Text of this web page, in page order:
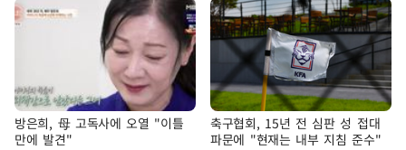
방은희, 母 고독사에 오열 "이틀
만에 발견"
축구협회, 15년 전 심판 성 접대
파문에 "현재는 내부 지침 준수"